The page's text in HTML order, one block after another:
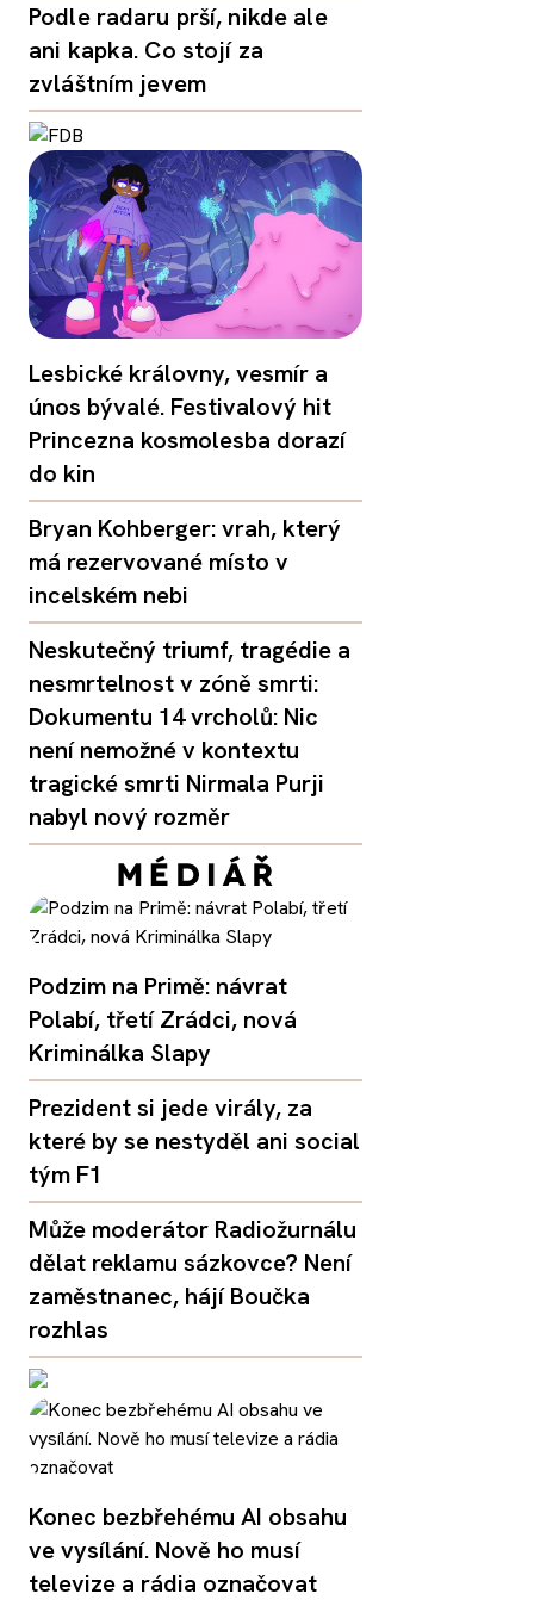
Podle radaru prší, nikde ale
ani kapka. Co stojí za
zvláštním jevem
Lesbické královny, vesmír a
únos bývalé. Festivalový hit
Princezna kosmolesba dorazí
do kin
Bryan Kohberger: vrah, který
má rezervované místo v
incelském nebi
Neskutečný triumf, tragédie a
nesmrtelnost v zóně smrti:
Dokumentu 14 vrcholů: Nic
není nemožné v kontextu
tragické smrti Nirmala Purji
nabyl nový rozměr
Podzim na Primě: návrat
Polabí, třetí Zrádci, nová
Kriminálka Slapy
Prezident si jede virály, za
které by se nestyděl ani social
tým F1
Může moderátor Radiožurnálu
dělat reklamu sázkovce? Není
zaměstnanec, hájí Boučka
rozhlas
Konec bezbřehému AI obsahu
ve vysílání. Nově ho musí
televize a rádia označovat